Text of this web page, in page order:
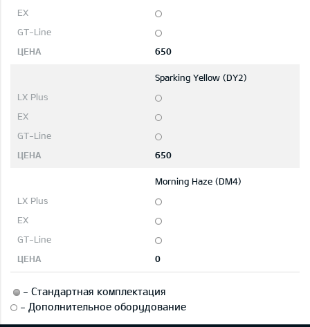
650
Sparking Yellow (DY2)
650
Morning Haze (DM4)
0
- Стандартная комплектация
- Дополнительное оборудование